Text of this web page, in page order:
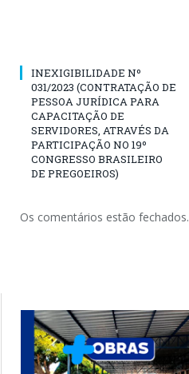
INEXIGIBILIDADE Nº
031/2023 (CONTRATAÇÃO DE
PESSOA JURÍDICA PARA
CAPACITAÇÃO DE
SERVIDORES, ATRAVÉS DA
PARTICIPAÇÃO NO 19º
CONGRESSO BRASILEIRO
DE PREGOEIROS)
Os comentários estão fechados.